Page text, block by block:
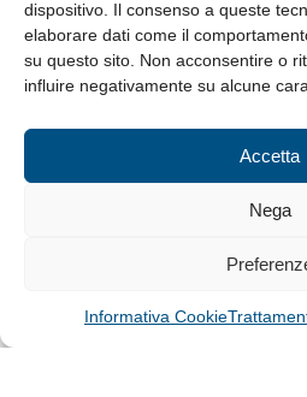
dispositivo. Il consenso a queste
elaborare dati come il
su questo sito. Non acconsentire o
influire negativamente su alcune
Accetta
Nega
Informativa Cookie
© Tutti i diritti
Privacy Policy e Cookie|